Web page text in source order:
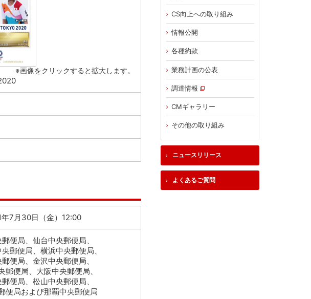
※画像をクリックすると拡大します。
年7月30日（金）12:00
便局、仙台中央郵便局、
郵便局、横浜中央郵便局、
便局、金沢中央郵便局、
郵便局、大阪中央郵便局、
便局、松山中央郵便局、
便局および那覇中央郵便局
CS向上への取り組み
情報公開
各種約款
業務計画の公表
調達情報
CMギャラリー
その他の取り組み
ニュースリリース
よくあるご質問